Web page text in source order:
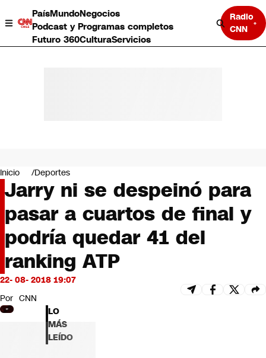
PaísMundoNegocios
Podcast y Programas completos
Futuro 360CulturaServicios
Radio
CNN
Negocios
Deportes
Programas completos
Cultura
Servicios
Bits
CNN tiempo
Futuro 360
Inicio Deportes
Jarry ni se despeinó para
pasar a cuartos de final y
podría quedar 41 del
ranking ATP
22- 08- 2018 19:07
Por CNN
LO
MÁS
LEÍDO